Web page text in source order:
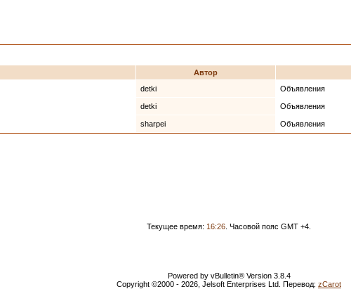
Автор
detki Объявления
detki Объявления
sharpei Объявления
Текущее время: 16:26 . Часовой пояс GMT +4.
Powered by vBulletin® Version 3.8.4
Copyright ©2000 - 2026, Jelsoft Enterprises Ltd. Перевод: zCarot